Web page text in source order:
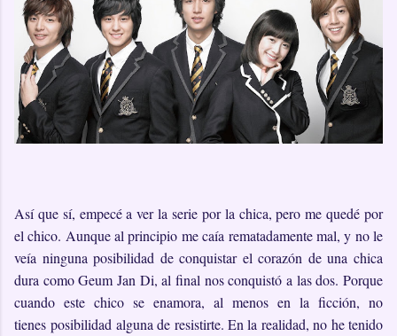
Así que sí, empecé a ver la serie por la chica, pero me quedé por
el chico. Aunque al principio me caía rematadamente mal, y no le
veía ninguna posibilidad de conquistar el corazón de una chica
dura como Geum Jan Di, al final nos conquistó a las dos. Porque
cuando este chico se enamora, al menos en la ficción, no
tienes posibilidad alguna de resistirte. En la realidad, no he tenido